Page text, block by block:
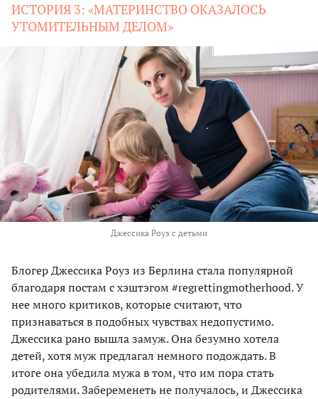
ИСТОРИЯ 3: «МАТЕРИНСТВО ОКАЗАЛОСЬ
УТОМИТЕЛЬНЫМ ДЕЛОМ»
Джессика Роуз с детьми
Блогер Джессика Роуз из Берлина стала популярной
благодаря постам с хэштэгом #regrettingmotherhood. У
нее много критиков, которые считают, что
признаваться в подобных чувствах недопустимо.
Джессика рано вышла замуж. Она безумно хотела
детей, хотя муж предлагал немного подождать. В
итоге она убедила мужа в том, что им пора стать
родителями. Забеременеть не получалось, и Джессика